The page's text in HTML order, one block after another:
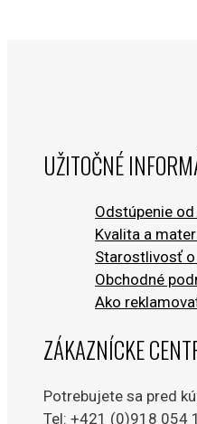
UŽITOČNÉ
Odstúpenie
Kvalita a
Starostlivosť
Obchodné
Ako
ZÁKAZNÍCKE
Potrebujete sa pred
Tel: +421 (0)918 054